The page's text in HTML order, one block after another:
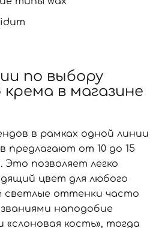
по выбору
в магазине
в рамках одной линии
предлагают от 10 до 15
Это позволяет легко
цвет для любого
светлые оттенки часто
наподобие
«слоновая кость», тогда